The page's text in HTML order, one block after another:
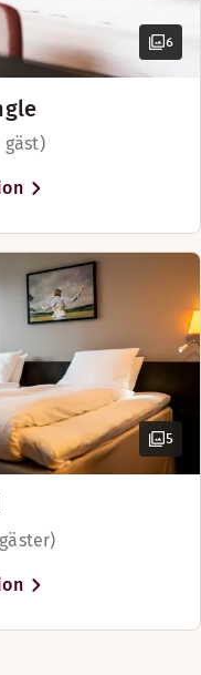
6
gäst)
5